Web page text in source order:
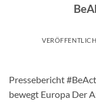
Pressebericht
bewegt Europa Der